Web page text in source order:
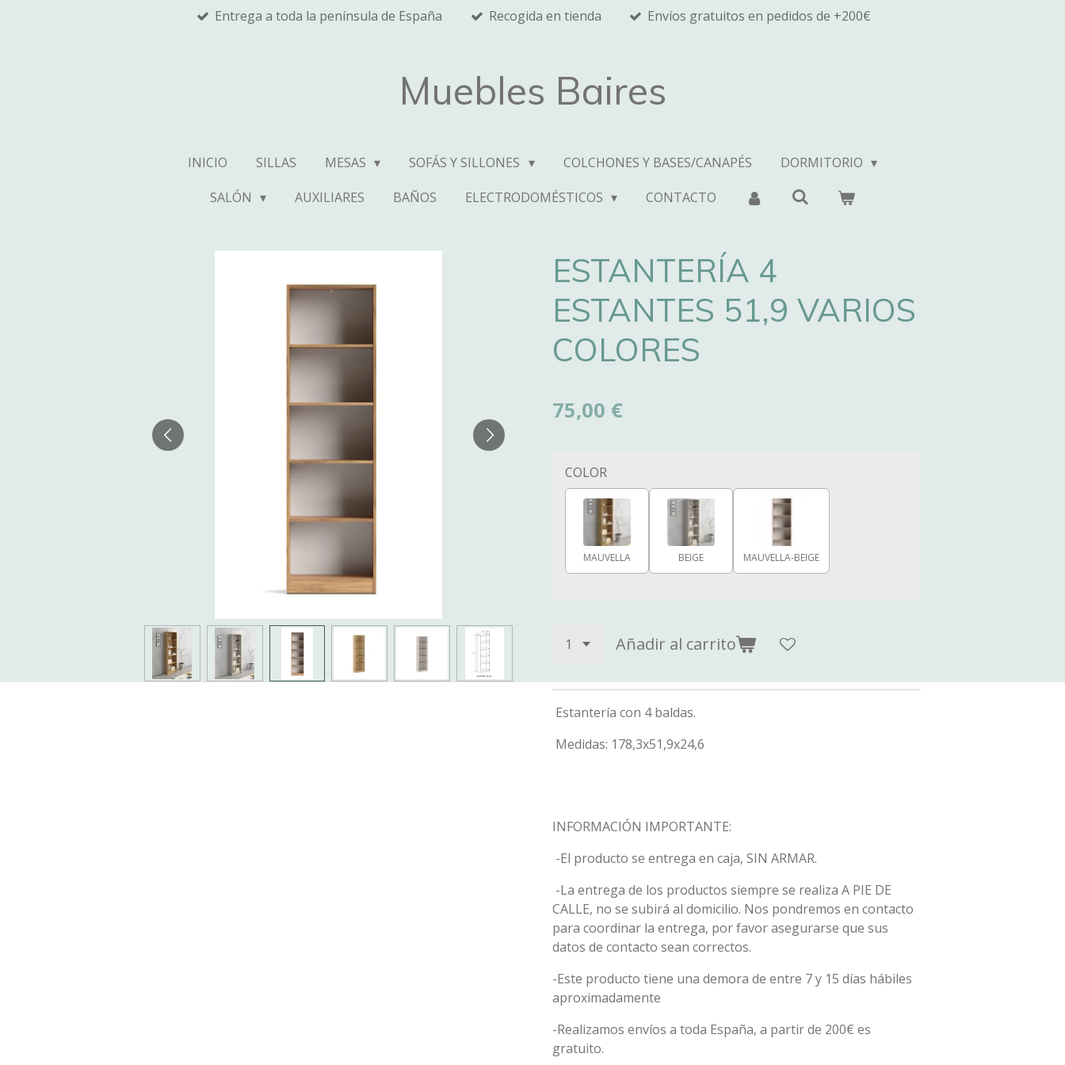
Entrega a toda la península de España Recogida en tienda Envíos gratuitos en pedidos de +200€
Muebles Baires
INICIO SILLAS MESAS SOFÁS Y SILLONES COLCHONES Y BASES/CANAPÉS
DORMITORIO
SALÓN
AUXILIARES BAÑOS ELECTRODOMÉSTICOS CONTACTO
ESTANTERÍA 4
ESTANTES 51,9 VARIOS
COLORES
75,00 €
COLOR
MAUVELLA BEIGE MAUVELLA-BEIGE
Añadir al carrito
Estantería con 4 baldas.
Medidas: 178,3x51,9x24,6
INFORMACIÓN IMPORTANTE:
-El producto se entrega en caja, SIN ARMAR.
-La entrega de los productos siempre se realiza A PIE DE
CALLE, no se subirá al domicilio. Nos pondremos en contacto
para coordinar la entrega, por favor asegurarse que sus
datos de contacto sean correctos.
-Este producto tiene una demora de entre 7 y 15 días hábiles
aproximadamente
-Realizamos envíos a toda España, a partir de 200€ es
gratuito.